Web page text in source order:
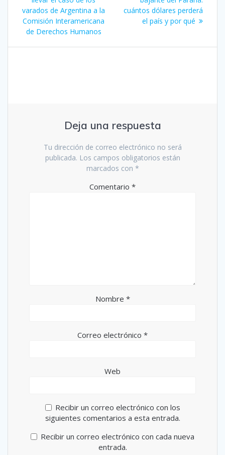
entradas
varados de Argentina a la
Comisión Interamericana
de Derechos Humanos
cuántos dólares perderá
el país y por qué
Deja una respuesta
Tu dirección de correo electrónico no será
publicada. Los campos obligatorios están
marcados con *
Comentario *
Nombre *
Correo electrónico *
Web
Recibir un correo electrónico con los
siguientes comentarios a esta entrada.
Recibir un correo electrónico con cada nueva
entrada.